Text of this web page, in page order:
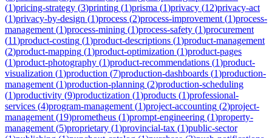
(1)pricing-strategy (3)printing (1)prisma (1)privacy (12)privacy-act
(1)privacy-by-design (1)process (2)process-improvement (1)process-
management (1)process-mining (1)process-safety (1)procurement
(11)product-costing (1)product-descriptions (1)product-management
(2)product-mapping (1)product-optimization (1)product-pages
(1)product-photography (1)product-recommendations (1)product-
visualization (1)production (7)production-dashboards (1)production-
management (1)production-planning (2)production-scheduling
(1)productivity (9)productization (1)products (1)professional-
services (4)program-management (1)project-accounting (2)project-
management (19)prometheus (1)prompt-engineering (1)property-
management (5)proprietary (1)provincial-tax (1)public-sector